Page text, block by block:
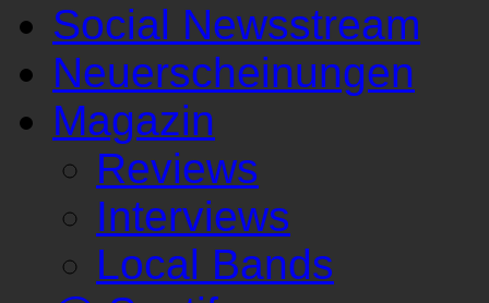
Social Newsstream
Neuerscheinungen
Magazin
Reviews
Interviews
Local Bands